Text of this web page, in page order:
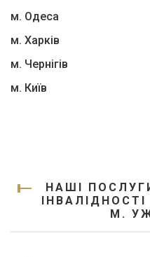
м. Одеса
м. Харків
м. Чернігів
м. Київ
НАШІ
М.